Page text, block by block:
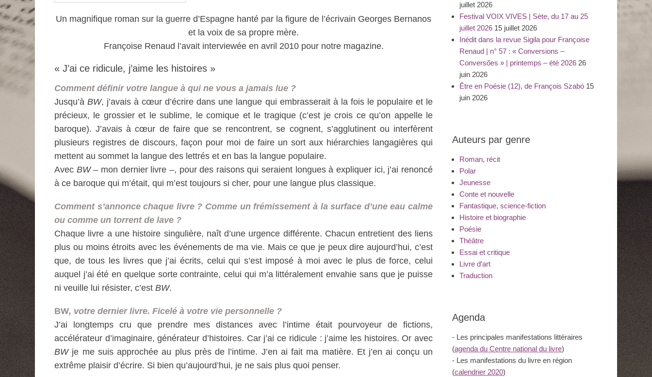
Un magnifique roman sur la guerre d’Espagne hanté par la figure de l’écrivain Georges Bernanos
et la voix de sa propre mère.
Françoise Renaud l’avait interviewée en avril 2010 pour notre magazine.
« J’ai ce ridicule, j’aime les histoires »
Comment définir votre langue à qui ne vous a jamais lue ?
Jusqu’àBW, j’avais à cœur d’écrire dans une langue qui embrasserait à la fois le populaire et le
précieux, le grossier et le sublime, le comique et le tragique (c’est je crois ce qu’on appelle le
baroque). J’avais à cœur de faire que se rencontrent, se cognent, s’agglutinent ou interfèrent
plusieurs registres de discours, façon pour moi de faire un sort aux hiérarchies langagières qui
mettent au sommet la langue des lettrés et en bas la langue populaire.
Avec BW– mon dernier livre –, pour des raisons qui seraient longues à expliquer ici, j’ai renoncé
à ce baroque qui m’était, qui m’est toujours si cher, pour une langue plus classique.
Comment s’annonce chaque livre ? Comme un frémissement à la surface d’une eau calme
ou comme un torrent de lave ?
Chaque livre a une histoire singulière, naît d’une urgence différente. Chacun entretient des liens
plus ou moins étroits avec les événements de ma vie. Mais ce que je peux dire aujourd’hui, c’est
que, de tous les livres que j’ai écrits, celui qui s’est imposé à moi avec le plus de force, celui
auquel j’ai été en quelque sorte contrainte, celui qui m’a littéralement envahie sans que je puisse
ni veuille lui résister, c’est BW.
BW, votre dernier livre. Ficelé à votre vie personnelle ?
J’ai longtemps cru que prendre mes distances avec l’intime était pourvoyeur de fictions,
accélérateur d’imaginaire, générateur d’histoires. Car j’ai ce ridicule : j’aime les histoires. Or avec
BWje me suis approchée au plus près de l’intime. J’en ai fait ma matière. Et j’en ai conçu un
extrême plaisir d’écrire. Si bien qu’aujourd’hui, je ne sais plus quoi penser.
juillet 2026
Festival VOIX VIVES | Sète, du 17 au 25
juillet 2026 15 juillet 2026
Inédit dans la revue Sigila pour Françoise
Renaud | n° 57 : « Conversions –
Conversões » | printemps – été 2026 26
juin 2026
Être en Poésie (12), de François Szabó 15
juin 2026
Auteurs par genre
Roman, récit
Polar
Jeunesse
Conte et nouvelle
Fantastique, science-fiction
Histoire et biographie
Poésie
Théâtre
Essai et critique
Livre d’art
Traduction
Agenda
- Les principales manifestations littéraires
(agenda du Centre national du livre)
- Les manifestations du livre en région
(calendrier 2020)